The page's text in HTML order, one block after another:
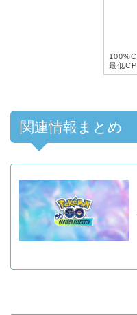
最低CP
関連情報まとめ